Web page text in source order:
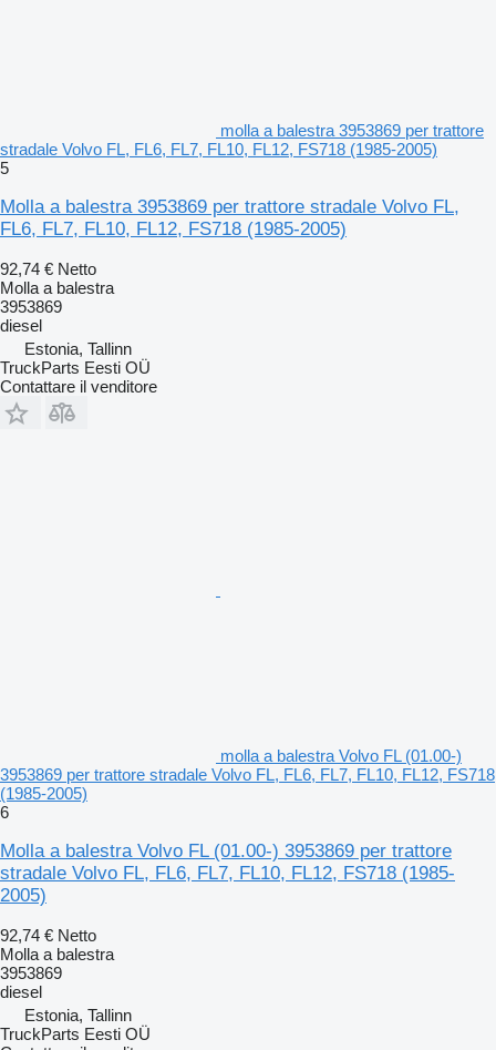
molla a balestra 3953869 per trattore
stradale Volvo FL, FL6, FL7, FL10, FL12, FS718 (1985-2005)
5
Molla a balestra 3953869 per trattore stradale Volvo FL,
FL6, FL7, FL10, FL12, FS718 (1985-2005)
92,74 € Netto
Molla a balestra
3953869
diesel
Estonia, Tallinn
TruckParts Eesti OÜ
Contattare il venditore
molla a balestra Volvo FL (01.00-)
3953869 per trattore stradale Volvo FL, FL6, FL7, FL10, FL12, FS718
(1985-2005)
6
Molla a balestra Volvo FL (01.00-) 3953869 per trattore
stradale Volvo FL, FL6, FL7, FL10, FL12, FS718 (1985-
2005)
92,74 € Netto
Molla a balestra
3953869
diesel
Estonia, Tallinn
TruckParts Eesti OÜ